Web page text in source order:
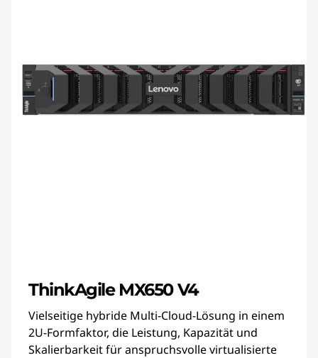
ThinkAgile MX650 V4
Vielseitige hybride Multi-Cloud-Lösung in einem
2U-Formfaktor, die Leistung, Kapazität und
Skalierbarkeit für anspruchsvolle virtualisierte